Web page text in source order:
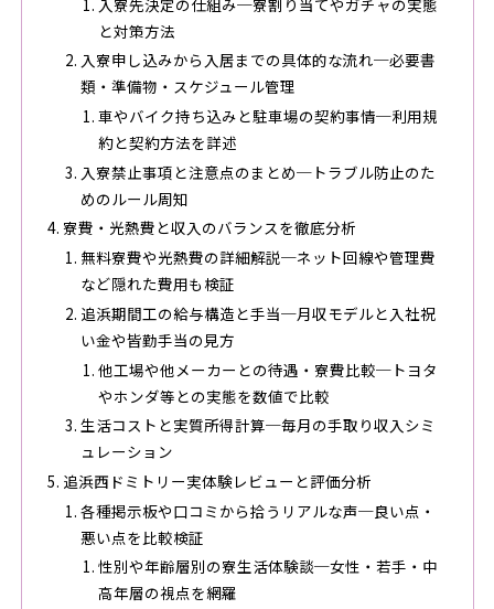
と対策方法
入寮申し込みから入居までの具体的な流れ─必要書
類・準備物・スケジュール管理
車やバイク持ち込みと駐車場の契約事情─利用規
約と契約方法を詳述
入寮禁止事項と注意点のまとめ─トラブル防止のた
めのルール周知
寮費・光熱費と収入のバランスを徹底分析
無料寮費や光熱費の詳細解説─ネット回線や管理費
など隠れた費用も検証
追浜期間工の給与構造と手当─月収モデルと入社祝
い金や皆勤手当の見方
他工場や他メーカーとの待遇・寮費比較─トヨタ
やホンダ等との実態を数値で比較
生活コストと実質所得計算─毎月の手取り収入シミ
ュレーション
追浜西ドミトリー実体験レビューと評価分析
各種掲示板や口コミから拾うリアルな声─良い点・
悪い点を比較検証
性別や年齢層別の寮生活体験談─女性・若手・中
高年層の視点を網羅